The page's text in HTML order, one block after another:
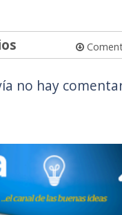
no hay